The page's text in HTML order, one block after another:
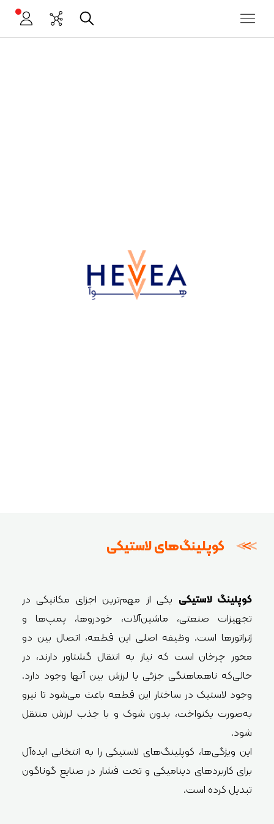
کوپلینگ‌های لاستیکی
کوپلینگ لاستیکی یکی از مهم‌ترین اجزای مکانیکی در
تجهیزات صنعتی، ماشین‌آلات، خودروها، پمپ‌ها و
ژنراتورها است. وظیفه اصلی این قطعه، اتصال بین دو
محور چرخان است که نیاز به انتقال گشتاور دارند، در
حالی‌که ناهماهنگی جزئی یا لرزش بین آنها وجود دارد.
وجود لاستیک در ساختار این قطعه باعث می‌شود تا نیرو
به‌صورت یکنواخت، بدون شوک و با جذب لرزش منتقل
شود.
این ویژگی‌ها، کوپلینگ‌های لاستیکی را به انتخابی ایده‌آل
برای کاربردهای دینامیکی و تحت فشار در صنایع گوناگون
تبدیل کرده است.